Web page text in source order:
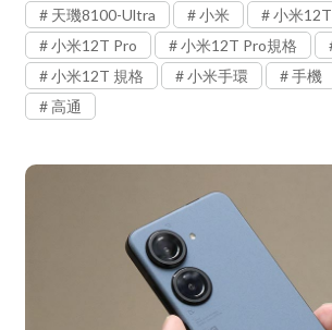
天璣8100-Ultra
小米
小米12T
小米12T Pro
小米12T Pro規格
小米12T 規格
小米手環 手機
高通